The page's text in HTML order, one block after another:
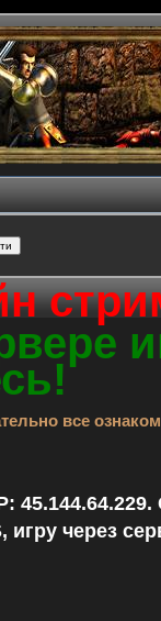
все
45.144.64.229.
игру через